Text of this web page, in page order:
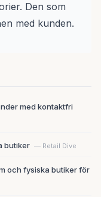
Den som
med kunden.
med kontaktfri
butiker — Retail Dive
och fysiska butiker för